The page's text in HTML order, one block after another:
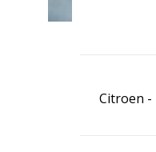
Citroen -